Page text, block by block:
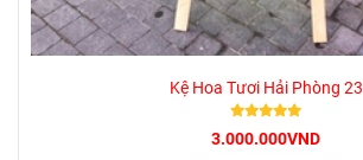
Kệ Hoa Tươi Hải Phòng 23
3.000.000VND